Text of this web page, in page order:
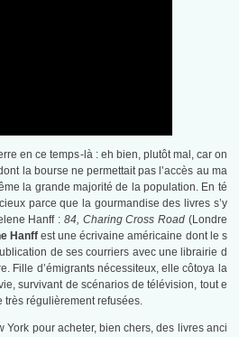
en ce temps-là : eh bien, plutôt mal, car on
la bourse ne permettait pas l’accès au ma
la grande majorité de la population. En té
parce que la gourmandise des livres s’y
Hanff : 84, Charing Cross Road (Londre
Hanffest une écrivaine américaine dont le s
de ses courriers avec une librairie d
Fille d’émigrants nécessiteux, elle côtoya la
survivant de scénarios de télévision, tout e
très régulièrement refusées.
York pour acheter, bien chers, des livres anci